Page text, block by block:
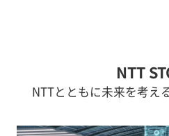
NTT
NTTとともに未来を考え